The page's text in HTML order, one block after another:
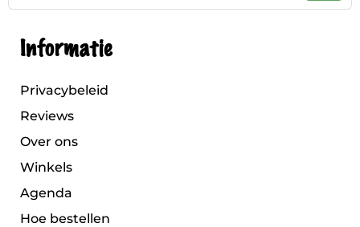
Informatie
Privacybeleid
Reviews
Over ons
Winkels
Agenda
Hoe bestellen